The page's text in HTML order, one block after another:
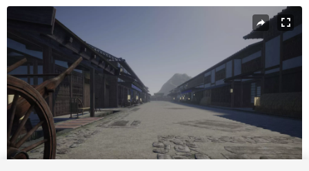
当前幻灯片：1 / 21